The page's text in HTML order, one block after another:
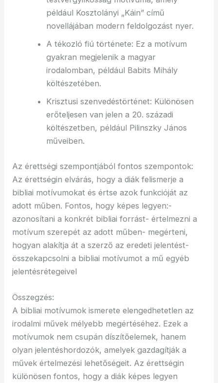
például Kosztolányi „Káin” című
novellájában modern feldolgozást nyer.
A tékozló fiú története: Ez a motívum
gyakran megjelenik a magyar
irodalomban, például Babits Mihály
költészetében.
Krisztusi szenvedéstörténet: Különösen
erőteljesen van jelen a 20. századi
költészetben, például Pilinszky János
műveiben.
Az érettségi szempontjából fontos szempontok:
Az érettségin elvárás, hogy a diák felismerje a
bibliai motívumokat és értse azok funkcióját az
adott műben. Fontos, hogy képes legyen:-
azonosítani a konkrét bibliai forrást- értelmezni a
motívum szerepét az adott műben- megérteni,
hogyan alakítja át a szerző az eredeti jelentést-
összekapcsolni a bibliai motívumot a mű egyéb
jelentésrétegeivel
Összegzés:
A bibliai motívumok ismerete elengedhetetlen az
irodalmi művek mélyebb megértéséhez. Ezek a
motívumok nem csupán díszítőelemek, hanem
olyan jelentéshordozók, amelyek gazdagítják a
művek értelmezési lehetőségeit. Az érettségin
különösen fontos, hogy a diák képes legyen